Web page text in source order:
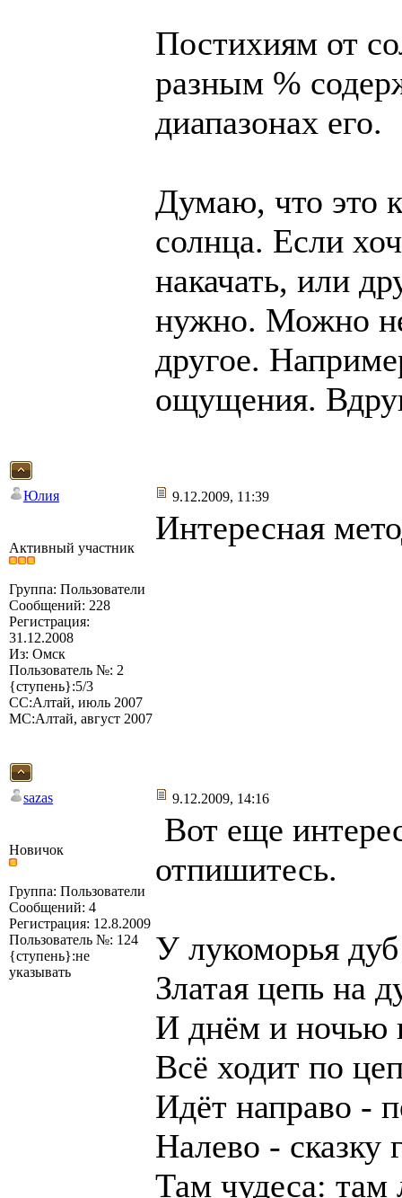
Постихиям от
разным %
диапазонах его.
Думаю, что это
солнца. Если
накачать, или
нужно. Можно
другое.
ощущения.
Юлия 9.12.2009, 11:39
Активный участник
Группа: Пользователи
Сообщений: 228
Регистрация:
31.12.2008
Из: Омск
Пользователь №: 2
{ступень}:5/3
СС:Алтай, июль 2007
МС:Алтай, август 2007
Интересная
sazas 9.12.2009, 14:16
Новичок
Группа: Пользователи
Сообщений: 4
Регистрация: 12.8.2009
Пользователь №: 124
{ступень}:не
указывать
Вот еще
отпишитесь.
У лукоморья
Златая цепь на
И днём и ночью
Всё ходит по
Идёт направо -
Налево - сказку
Там чудеса: там